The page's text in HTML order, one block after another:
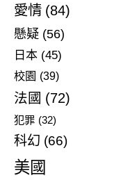
愛情 (84)
懸疑 (56)
日本 (45)
校園 (39)
法國 (72)
犯罪 (32)
科幻 (66)
美國